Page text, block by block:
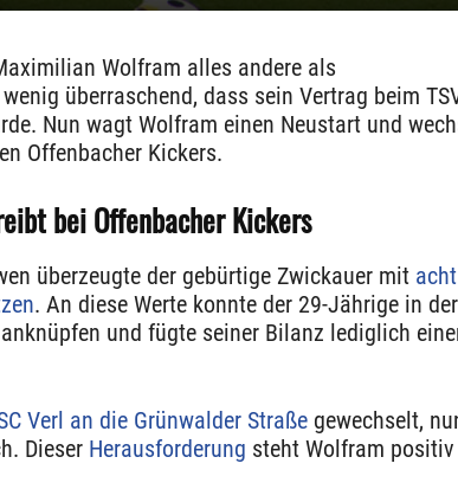
Wolfram alles andere als
überraschend, dass sein Vertrag beim
Nun wagt Wolfram einen Neustart und
Offenbacher Kickers.
bei Offenbacher Kickers
überzeugte der gebürtige Zwickauer mit acht
. An diese Werte konnte der 29-Jährige in der
und fügte seiner Bilanz lediglich
Verl an die Grünwalder Straße gewechselt,
Dieser Herausforderung steht Wolfram positiv